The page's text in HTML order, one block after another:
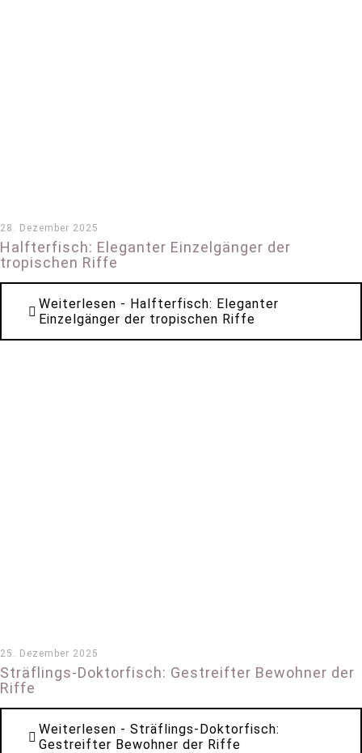
28. Dezember 2025
Halfterfisch: Eleganter Einzelgänger der
tropischen Riffe
Weiterlesen - Halfterfisch: Eleganter
Einzelgänger der tropischen Riffe
25. Dezember 2025
Sträflings-Doktorfisch: Gestreifter Bewohner der
Riffe
Weiterlesen - Sträflings-Doktorfisch:
Gestreifter Bewohner der Riffe